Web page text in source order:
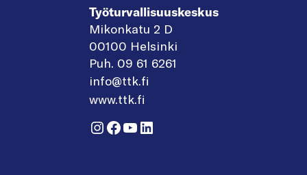
Työturvallisuuskeskus
Mikonkatu 2 D
00100 Helsinki
Puh. 09 61 6261
info@ttk.fi
www.ttk.fi
Instagram
Facebook
YouTube
LinkedIn